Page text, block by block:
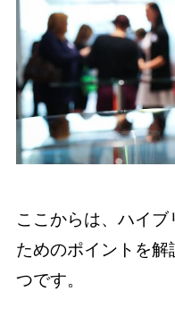
ここからは、ハイ
ためのポイントを
つです。